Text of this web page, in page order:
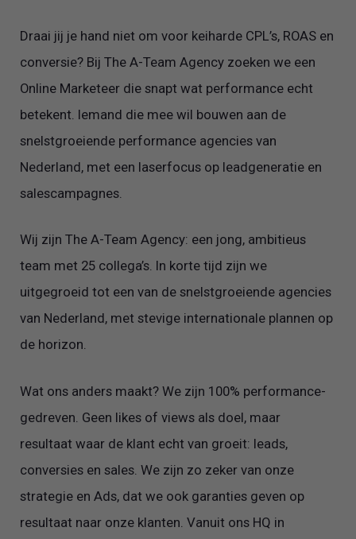
Draai jij je hand niet om voor keiharde CPL’s, ROAS en
conversie? Bij The A-Team Agency zoeken we een
Online Marketeer die snapt wat performance echt
betekent. Iemand die mee wil bouwen aan de
snelstgroeiende performance agencies van
Nederland, met een laserfocus op leadgeneratie en
salescampagnes.
Wij zijn The A-Team Agency: een jong, ambitieus
team met 25 collega’s. In korte tijd zijn we
uitgegroeid tot een van de snelstgroeiende agencies
van Nederland, met stevige internationale plannen op
de horizon.
Wat ons anders maakt? We zijn 100% performance-
gedreven. Geen likes of views als doel, maar
resultaat waar de klant echt van groeit: leads,
conversies en sales. We zijn zo zeker van onze
strategie en Ads, dat we ook garanties geven op
resultaat naar onze klanten. Vanuit ons HQ in